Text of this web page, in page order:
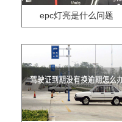
epc灯亮是什么问题